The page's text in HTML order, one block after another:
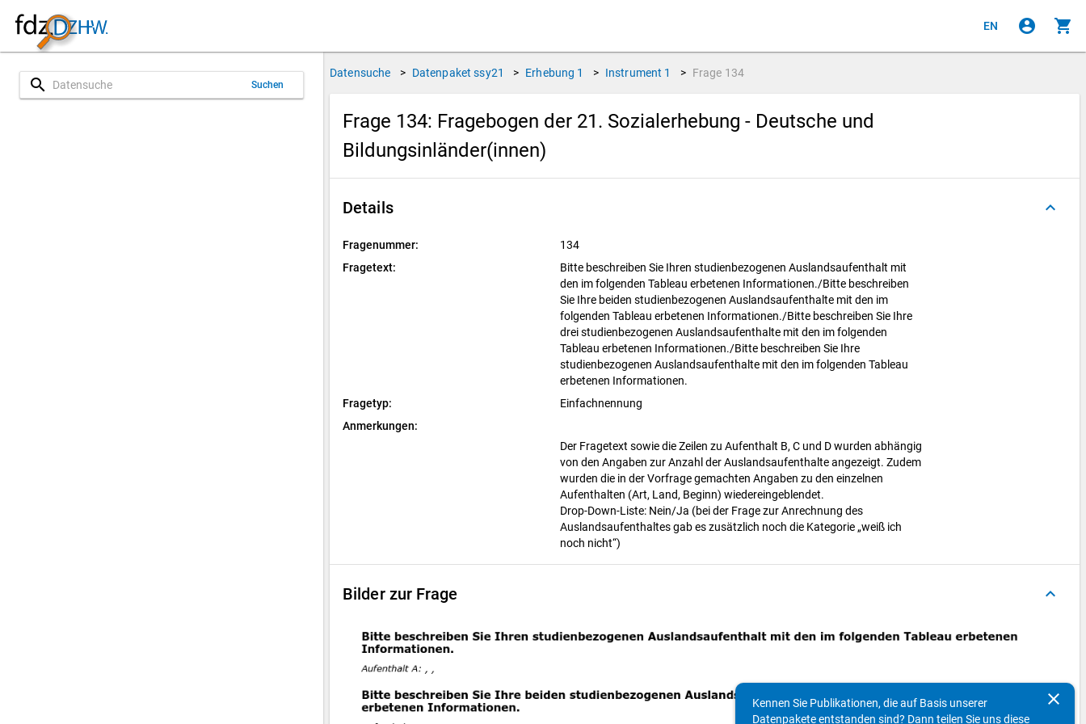
EN account_circle shopping_cart
search Suchen
Datensuche > Datenpaket ssy21 > Erhebung 1 > Instrument 1 > Frage 134
Frage 134: Fragebogen der 21. Sozialerhebung - Deutsche und
Bildungsinländer(innen)
Details keyboard_arrow_up
Fragenummer:
134
Fragetext:
Bitte beschreiben Sie Ihren studienbezogenen Auslandsaufenthalt mit
den im folgenden Tableau erbetenen Informationen./Bitte beschreiben
Sie Ihre beiden studienbezogenen Auslandsaufenthalte mit den im
folgenden Tableau erbetenen Informationen./Bitte beschreiben Sie Ihre
drei studienbezogenen Auslandsaufenthalte mit den im folgenden
Tableau erbetenen Informationen./Bitte beschreiben Sie Ihre
studienbezogenen Auslandsaufenthalte mit den im folgenden Tableau
erbetenen Informationen.
Fragetyp:
Einfachnennung
Anmerkungen:
Der Fragetext sowie die Zeilen zu Aufenthalt B, C und D wurden abhängig
von den Angaben zur Anzahl der Auslandsaufenthalte angezeigt. Zudem
wurden die in der Vorfrage gemachten Angaben zu den einzelnen
Aufenthalten (Art, Land, Beginn) wiedereingeblendet.
Drop-Down-Liste: Nein/Ja (bei der Frage zur Anrechnung des
Auslandsaufenthaltes gab es zusätzlich noch die Kategorie „weiß ich
noch nicht“)
Bilder zur Frage keyboard_arrow_up
clear
Kennen Sie Publikationen, die auf Basis unserer
Datenpakete entstanden sind? Dann teilen Sie uns diese